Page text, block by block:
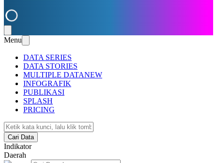
Menu
DATA SERIES
DATA STORIES
MULTIPLE DATANEW
INFOGRAFIK
PUBLIKASI
SPLASH
PRICING
Cari Data
Indikator
Daerah